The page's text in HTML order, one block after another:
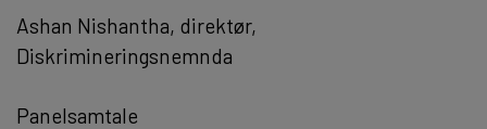
Ashan Nishantha, direktør,
Diskrimineringsnemnda
Panelsamtale